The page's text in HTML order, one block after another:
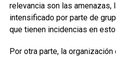
relevancia son las amenazas,
intensificado por parte de
que tienen incidencias en
Por otra parte, la